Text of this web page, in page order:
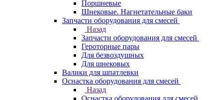
Поршневые
Шнековые. Нагнетательные баки
Запчасти оборудования для смесей
Назад
Запчасти оборудования для смесей
Героторные пары
Для безвоздушных
Для шнековых
Валики для шпатлевки
Оснастка оборудования для смесей
Назад
Оснастка оборудования для смесей